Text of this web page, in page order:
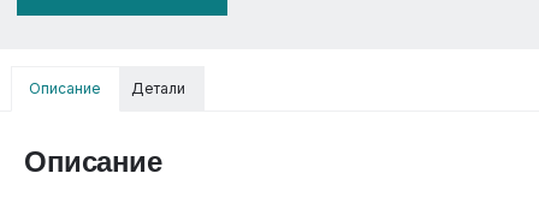
Описание Детали
Описание